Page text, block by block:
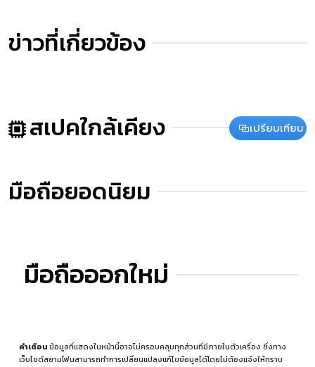
ข่าวที่เกี่ยวข้อง
สเปคใกล้เคียง เปรียบเทียบ
มือถือยอดนิยม
มือถือออกใหม่
คำเตือนข้อมูลที่แสดงในหน้านี้อาจไม่ครอบคลุมทุกส่วนที่มีภายในตัวเครื่อง ซึ่งทาง
เว็บไซต์สยามโฟนสามารถทำการเปลี่ยนแปลงแก้ไขข้อมูลได้โดยไม่ต้องแจ้งให้ทราบ